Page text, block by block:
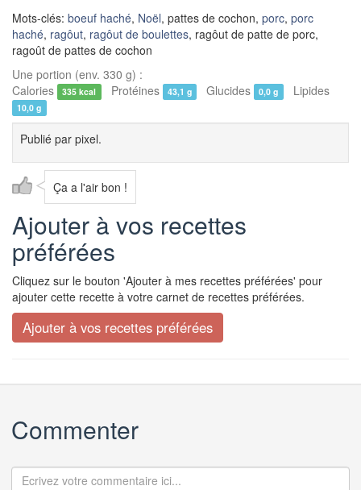
Mots-clés: boeuf haché, Noël, pattes de cochon, porc, porc
haché, ragôut, ragôut de boulettes, ragôut de patte de porc,
ragoût de pattes de cochon
Une portion (env. 330 g) :
Calories
335 kcal Protéines 43,1 g Glucides 0,0 g Lipides
10,0 g
Publié par pixel.
Ça a l'air bon !
Ajouter à vos recettes
préférées
Cliquez sur le bouton 'Ajouter à mes recettes préférées' pour
ajouter cette recette à votre carnet de recettes préférées.
Commenter